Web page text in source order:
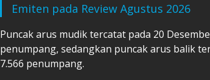
Emiten pada Review Agustus 2026
Puncak arus mudik tercatat pada 20
penumpang, sedangkan puncak arus balik
7.566 penumpang.